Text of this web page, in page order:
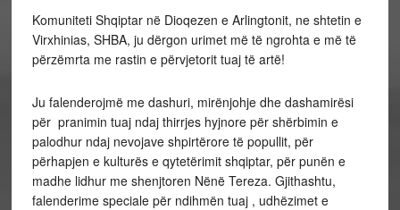
Komuniteti Shqiptar në Dioqezen e Arlingtonit, ne shtetin e
Virxhinias, SHBA, ju dërgon urimet më të ngrohta e më të
përzëmrta me rastin e përvjetorit tuaj të artë!
Ju falenderojmë me dashuri, mirënjohje dhe dashamirësi
për pranimin tuaj ndaj thirrjes hyjnore për shërbimin e
palodhur ndaj nevojave shpirtërore të popullit, për
përhapjen e kulturës e qytetërimit shqiptar, për punën e
madhe lidhur me shenjtoren Nënë Tereza. Gjithashtu,
falenderime speciale për ndihmën tuaj , udhëzimet e